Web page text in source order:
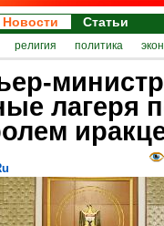
Новости Статьи
религия политика
лагеря